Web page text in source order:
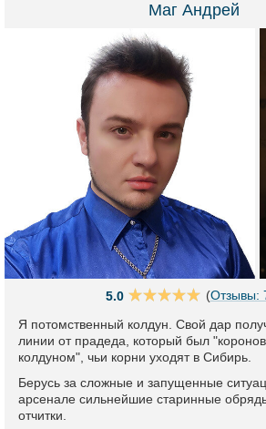
Маг Андрей
5.0 (Отзывы:
Я потомственный колдун. Свой дар
линии от прадеда, который был
колдуном", чьи корни уходят в Сибирь.
Берусь за сложные и запущенные
арсенале сильнейшие старинные
отчитки.